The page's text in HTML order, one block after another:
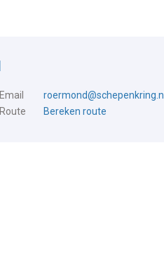
Email
roermond@schepenkring.nl
Route Bereken route